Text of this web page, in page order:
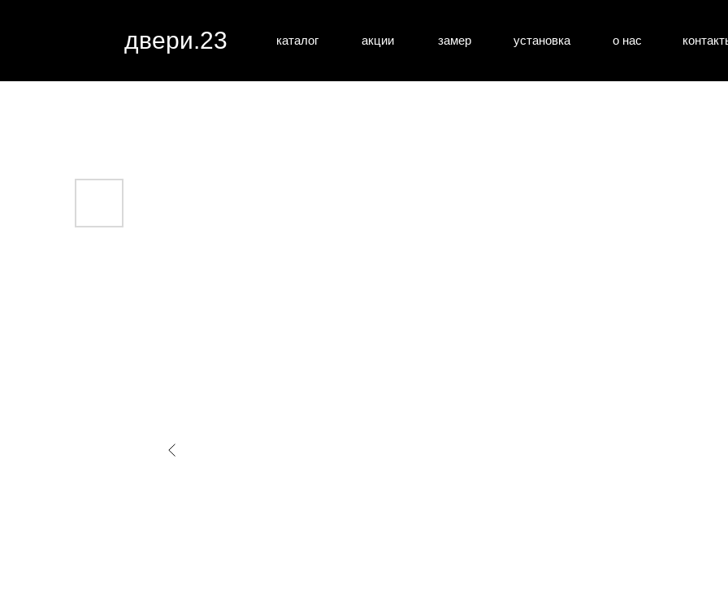
каталог о нас
установка
акции замер
двери.23